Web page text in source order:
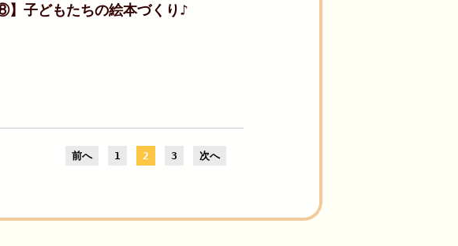
】子どもたちの絵本づくり♪
前へ 1 2 3 次へ